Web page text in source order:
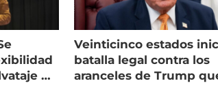
de
Veinticinco estados
batalla legal contra los
aranceles de Trump